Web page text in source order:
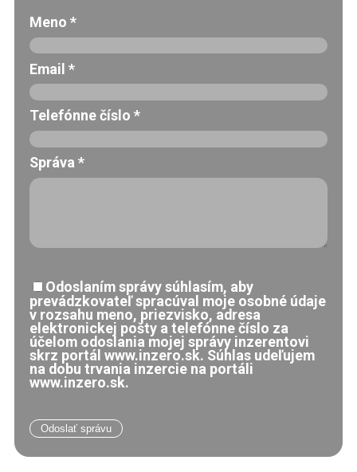
Meno *
Email *
Telefónne číslo *
Správa*
Odoslaním správy súhlasím, aby
prevádzkovateľ spracúval moje osobné údaje
v rozsahu meno, priezvisko, adresa
elektronickej pošty a telefónne číslo za
účelom odoslania mojej správy inzerentovi
skrz portál www.inzero.sk. Súhlas udeľujem
na dobu trvania inzercie na portáli
www.inzero.sk.